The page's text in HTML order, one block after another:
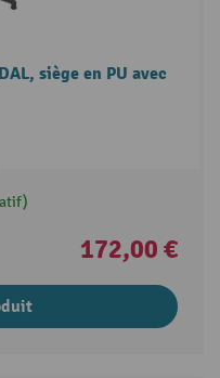
siège en PU avec
172,00 €